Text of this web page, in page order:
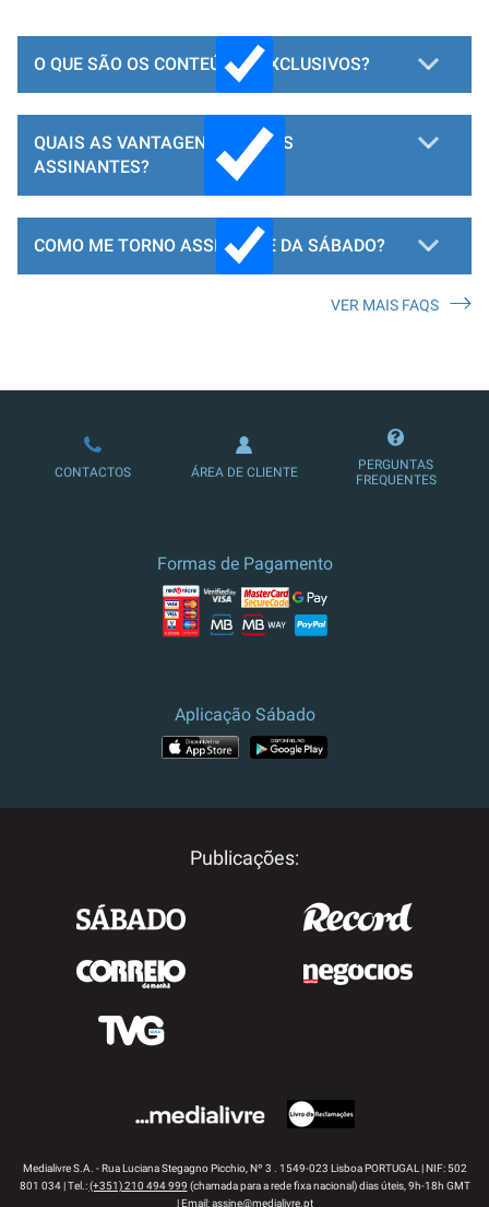
O QUE SÃO OS CONTEÚDOS EXCLUSIVOS?
QUAIS AS VANTAGENS PARA OS
ASSINANTES?
COMO ME TORNO ASSINANTE DA SÁBADO?
LOJA DE ASSINATURAS
VER MAIS FAQS
CONTACTOS ÁREA DE CLIENTE
PERGUNTAS
FREQUENTES
Formas de Pagamento
Aplicação Sábado
Publicações:
Medialivre S.A. - Rua Luciana Stegagno Picchio, Nº 3 . 1549-023 Lisboa PORTUGAL | NIF: 502
801 034 | Tel.:(+351) 210 494 999 (chamada para a rede fixa nacional) dias úteis, 9h-18h GMT
| Email:assine@medialivre.pt